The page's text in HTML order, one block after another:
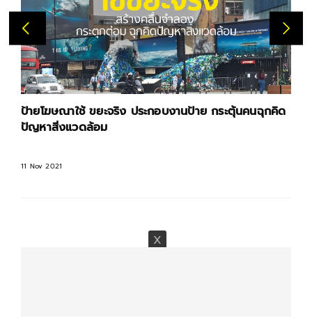
ป้ายโฆษณาใช้ ขยะจริง ประกอบงานป้าย กระตุ้นคนฉุกคิด
ปัญหาสิ่งแวดล้อม
11 Nov 2021